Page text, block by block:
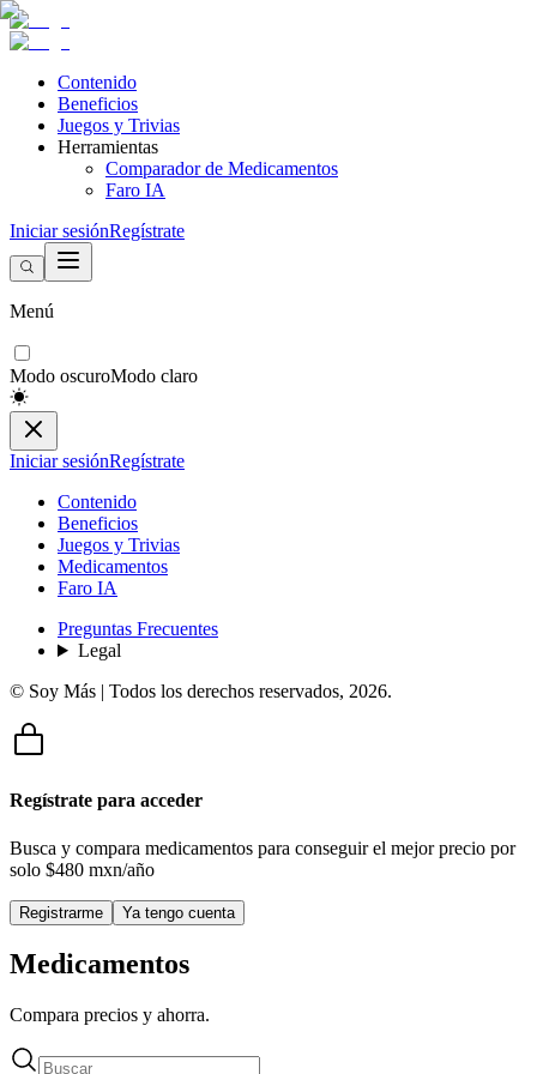
Contenido
Beneficios
Juegos y Trivias
Herramientas
Comparador de Medicamentos
Faro IA
Iniciar sesiónRegístrate
Menú
Modo oscuroModo claro
Iniciar sesiónRegístrate
Contenido
Beneficios
Juegos y Trivias
Medicamentos
Faro IA
Preguntas Frecuentes
Legal
© Soy Más | Todos los derechos reservados, 2026.
Regístrate para acceder
Busca y compara medicamentos para conseguir el mejor precio por
solo $480 mxn/año
Registrarme Ya tengo cuenta
Medicamentos
Compara precios y ahorra.